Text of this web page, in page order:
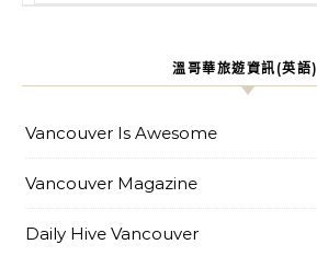
溫哥華旅遊資訊(英語)
Vancouver Is Awesome
Vancouver Magazine
Daily Hive Vancouver